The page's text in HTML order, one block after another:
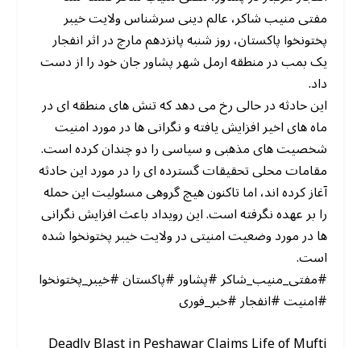
مفتی منیب شاکر، عالم دینی سرشناس ولایت خیبر
پختونخوا پاکستان، روز شنبه پانزدهم مارچ در اثر انفجار
یک بمب در منطقه ارمل شهر پشاور جان خود را از دست
داد.
این حادثه در حالی رخ می دهد که تنش های منطقه ای در
ماه های اخیر افزایش یافته و نگرانی ها در مورد امنیت
شخصیت های مذهبی و سیاسی را دو چندان کرده است.
مقامات محلی تحقیقات گسترده ای را در مورد این حادثه
آغاز کرده اند، اما تاکنون هیچ گروهی مسئولیت این حمله
را بر عهده نگرفته است. این رویداد باعث افزایش نگرانی
ها در مورد وضعیت امنیتی در ولایت خیبر پختونخوا شده
است.
#مفتی_منیب_شاکر #پشاور #پاکستان #خیبر_پختونخوا
#امنیت #انفجار #خبر_فوری